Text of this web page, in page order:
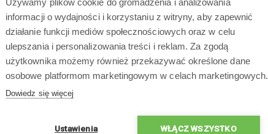
Można myć w zmywarce
zł
7 : 49 : 19
599,00 zł
informacji o wydajności i korzystaniu z witryny, aby zapewnić
działanie funkcji mediów społecznościowych oraz w celu
ulepszania i personalizowania treści i reklam. Za zgodą
użytkownika możemy również przekazywać określone dane
osobowe platformom marketingowym w celach marketingowych.
Dowiedz się więcej
Ustawienia WŁĄCZ WSZYSTKO